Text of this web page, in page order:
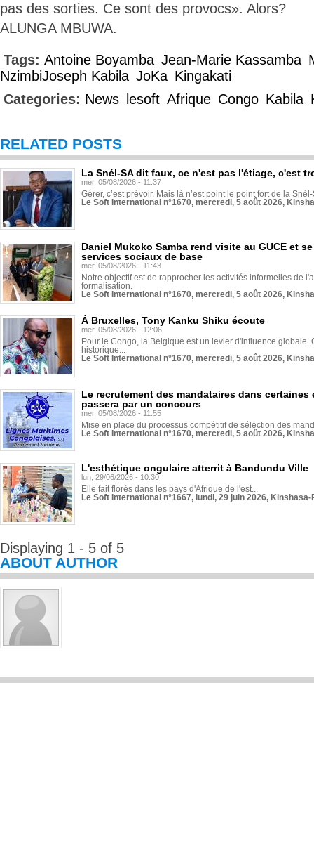
pas des sorties. Ce sont des provocs». Alors?
ALUNGA MBUWA.
Tags: Antoine Boyamba Jean-Marie Kassamba
NzimbiJoseph Kabila JoKa Kingakati
Categories: News lesoft Afrique Congo Kabila
RELATED POSTS
La Snél-SA dit faux, ce n'est pas l'étiage, c'est
mer, 05/08/2026 - 11:37
Gérer, c’est prévoir. Mais là n’est point le point fort de la
Le Soft International n°1670, mercredi, 5 août 2026,
Daniel Mukoko Samba rend visite au GUCE et
services sociaux de base
mer, 05/08/2026 - 11:43
Notre objectif est de rapprocher les activités informelles de
formalisation.
Le Soft International n°1670, mercredi, 5 août 2026,
À Bruxelles, Tony Kanku Shiku écoute
mer, 05/08/2026 - 12:06
Pour le Congo, la Belgique est un levier d'influence globale.
historique...
Le Soft International n°1670, mercredi, 5 août 2026,
Le recrutement des mandataires dans
passera par un concours
mer, 05/08/2026 - 11:55
Mise en place du processus compétitif de sélection des
Le Soft International n°1670, mercredi, 5 août 2026,
L'esthétique ongulaire atterrit à Bandundu Ville
lun, 29/06/2026 - 10:30
Elle fait florès dans les pays d'Afrique de l'est...
Le Soft International n°1667, lundi, 29 juin 2026,
Displaying 1 - 5 of 5
ABOUT AUTHOR